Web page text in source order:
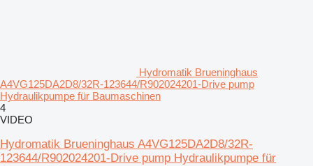
Hydromatik Brueninghaus
A4VG125DA2D8/32R-123644/R902024201-Drive pump
Hydraulikpumpe für Baumaschinen
4
VIDEO
Hydromatik Brueninghaus A4VG125DA2D8/32R-
123644/R902024201-Drive pump Hydraulikpumpe für